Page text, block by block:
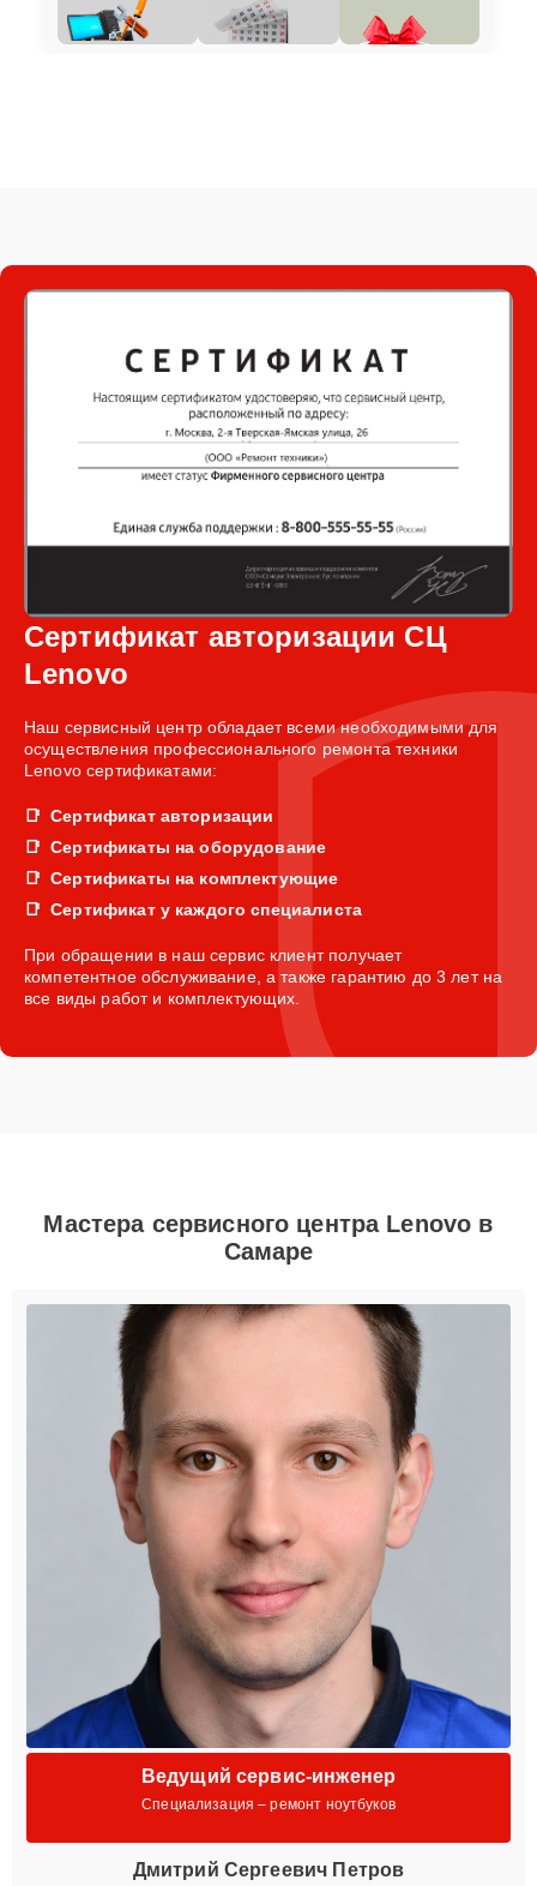
Сертификат авторизации СЦ
Lenovo
Наш сервисный центр обладает всеми необходимыми для
осуществления профессионального ремонта техники
Lenovo сертификатами:
Сертификат авторизации
Сертификаты на оборудование
Сертификаты на комплектующие
Сертификат у каждого специалиста
При обращении в наш сервис клиент получает
компетентное обслуживание, а также гарантию до 3 лет на
все виды работ и комплектующих.
Мастера сервисного центра Lenovo в
Самаре
Ведущий сервис-инженер
Специализация – ремонт ноутбуков
Дмитрий Сергеевич Петров